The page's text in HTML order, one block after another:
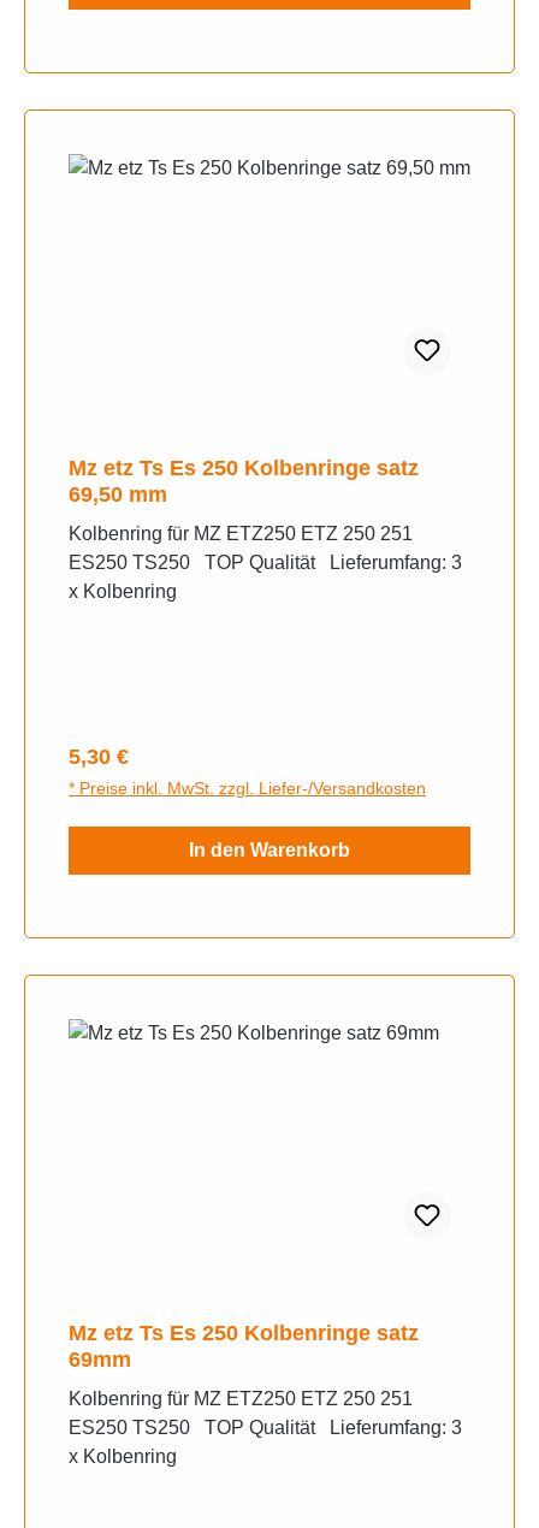
Mz etz Ts Es 250 Kolbenringe satz
69,50 mm
Kolbenring für MZ ETZ250 ETZ 250 251
ES250 TS250 TOP Qualität Lieferumfang: 3
x Kolbenring
Regulärer Preis:
5,30 €
* Preise inkl. MwSt. zzgl. Liefer-/Versandkosten
In den Warenkorb
Mz etz Ts Es 250 Kolbenringe satz
69mm
Kolbenring für MZ ETZ250 ETZ 250 251
ES250 TS250 TOP Qualität Lieferumfang: 3
x Kolbenring